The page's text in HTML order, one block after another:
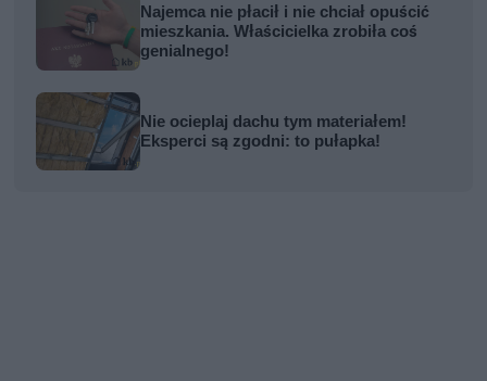
Najemca nie płacił i nie chciał opuścić
mieszkania. Właścicielka zrobiła coś
genialnego!
Nie ocieplaj dachu tym materiałem!
Eksperci są zgodni: to pułapka!